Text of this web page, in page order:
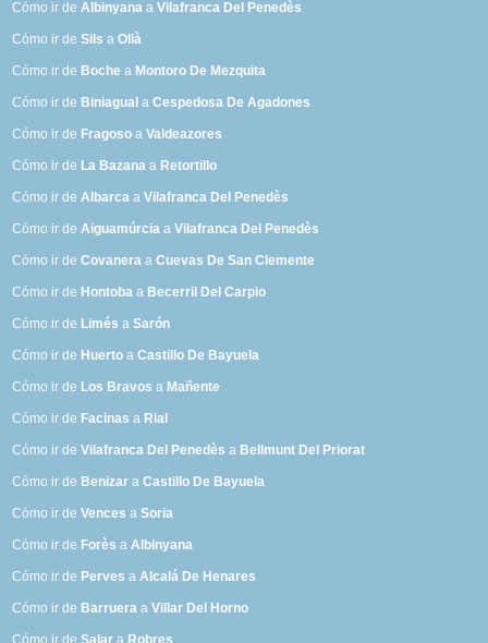
Cómo ir deAlbinyana aVilafranca Del Penedès
Cómo ir deSils aOlià
Cómo ir de Boche a Montoro De Mezquita
Cómo ir de Biniagual aCespedosa De Agadones
Cómo ir de Fragoso aValdeazores
Cómo ir de La Bazana a Retortillo
Cómo ir deAlbarca aVilafranca Del Penedès
Cómo ir deAiguamúrcia aVilafranca Del Penedès
Cómo ir deCovanera aCuevas De San Clemente
Cómo ir de Hontoba a Becerril Del Carpio
Cómo ir de Limés aSarón
Cómo ir de Huerto aCastillo De Bayuela
Cómo ir de Los Bravos a Mañente
Cómo ir de Facinas a Rial
Cómo ir deVilafranca Del Penedès a Bellmunt Del Priorat
Cómo ir de Benizar aCastillo De Bayuela
Cómo ir deVences aSoria
Cómo ir de Forès aAlbinyana
Cómo ir de Perves aAlcalá De Henares
Cómo ir de Barruera aVillar Del Horno